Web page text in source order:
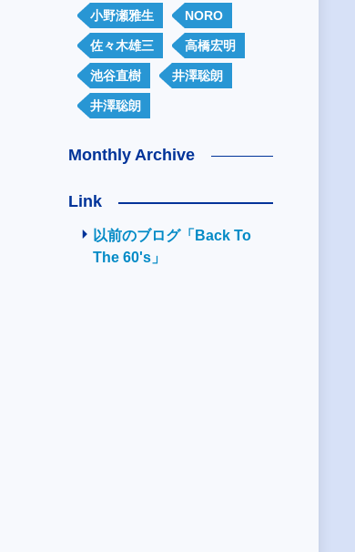
小野瀬雅生 NORO
佐々木雄三 高橋宏明
池谷直樹 井澤聡朗
井澤聡朗
Monthly Archive
Link
以前のブログ「Back To
The 60's」